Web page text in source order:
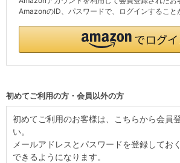
AmazonのID、パスワードで、ログインすること
初めてご利用の方・会員以外の方
初めてご利用のお客様は、こちらから会員
い。
メールアドレスとパスワードを登録してお
できるようになります。